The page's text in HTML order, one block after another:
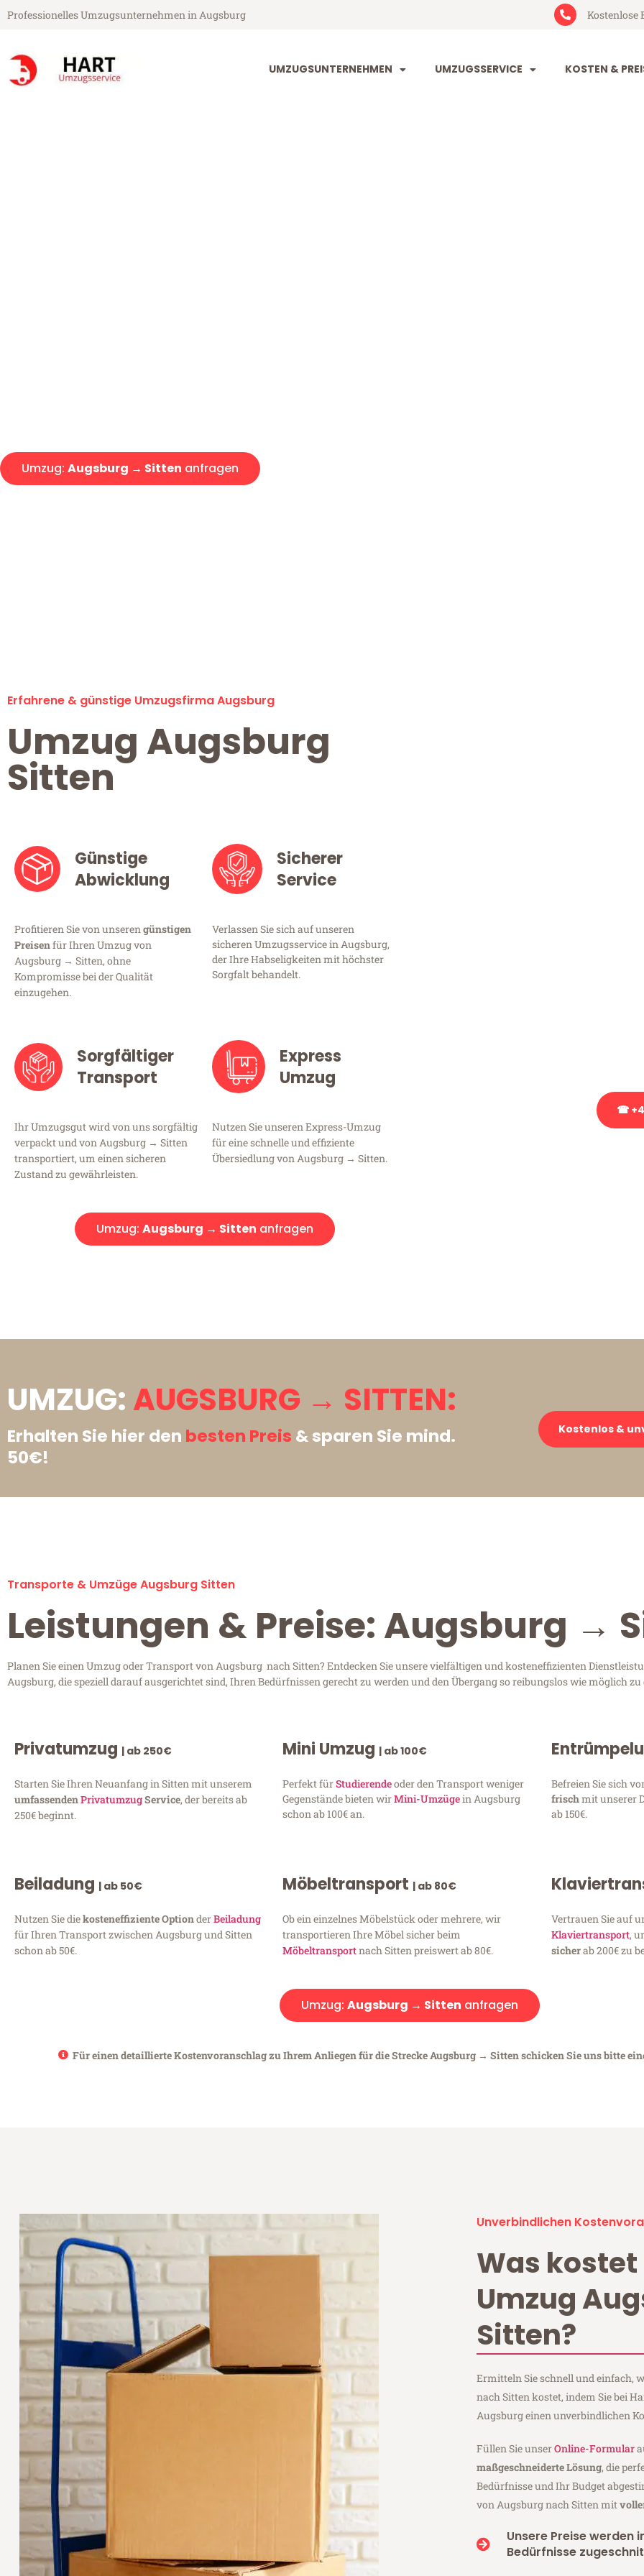
Professionelles Umzugsunternehmen in Augsburg Kostenlose
UMZUGSUNTERNEHMEN UMZUGSSERVICE KOSTEN &
Umzug: Augsburg → Sitten anfragen
Erfahrene & günstige Umzugsfirma Augsburg
Umzug Augsburg
Sitten
Günstige
Abwicklung
Profitieren Sie von unserengünstigen
Preisenfür Ihren Umzug von
Augsburg → Sitten, ohne
Kompromisse bei der Qualität
einzugehen.
Sicherer
Service
Verlassen Sie sich auf unseren
sicheren Umzugsservice in Augsburg,
der Ihre Habseligkeiten mit höchster
Sorgfalt behandelt.
Sorgfältiger
Transport
Ihr Umzugsgut wird von uns sorgfältig
verpackt und von Augsburg → Sitten
transportiert, um einen sicheren
Zustand zu gewährleisten.
Express
Umzug
Nutzen Sie unseren Express-Umzug
für eine schnelle und effiziente
Übersiedlung von Augsburg → Sitten.
Umzug: Augsburg → Sitten anfragen
☎
UMZUG: AUGSBURG → SITTEN:
Erhalten Sie hier den besten Preis & sparen Sie mind.
50€!
Kostenlos &
Transporte & Umzüge Augsburg Sitten
Leistungen & Preise: Augsburg →
Planen Sie einen Umzug oder Transport von Augsburg nach Sitten? Entdecken Sie unsere vielfältigen und kosteneffizienten
Augsburg, die speziell darauf ausgerichtet sind, Ihren Bedürfnissen gerecht zu werden und den Übergang so reibungslos wie möglich zu
Privatumzug | ab 250€
Starten Sie Ihren Neuanfang in Sitten mit unserem
umfassendenPrivatumzugService, der bereits ab
250€ beginnt.
Mini Umzug | ab 100€
Perfekt fürStudierendeoder den Transport weniger
Gegenstände bieten wirMini-Umzügein Augsburg
schon ab 100€ an.
Befreien Sie sich
frischmit unserer
ab 150€.
Beiladung | ab 50€
Nutzen Sie diekosteneffiziente OptionderBeiladung
für Ihren Transport zwischen Augsburg und Sitten
schon ab 50€.
Möbeltransport | ab 80€
Ob ein einzelnes Möbelstück oder mehrere, wir
transportieren Ihre Möbel sicher beim
Möbeltransportnach Sitten preiswert ab 80€.
Vertrauen Sie auf
Klaviertransport,
sicherab 200€ zu
Umzug: Augsburg → Sitten anfragen
Für einen detaillierte Kostenvoranschlag zu Ihrem Anliegen für die Strecke Augsburg → Sitten schicken Sie uns bitte
Unverbindlichen
Was kostet
Umzug
Sitten?
Ermitteln Sie schnell und einfach,
nach Sitten kostet, indem Sie bei
Augsburg einen unverbindlichen
Füllen Sie unserOnline-Formular
maßgeschneiderte Lösung, die
Bedürfnisse und Ihr Budget
von Augsburg nach Sitten mit
Unsere Preise werden
Bedürfnisse